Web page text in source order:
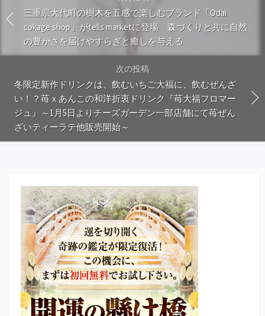
三重県大代町の樹木を五感で楽しむブランド「Odai
cokage shop」がtells marketに登場 森づくりと共に自然
の豊かさを届けやすらぎと癒しを与える
次の投稿
冬限定新作ドリンクは、飲むいちご大福に、飲むぜんざ
い！？苺ｘあんこの和洋折衷ドリンク『苺大福フロマー
ジュ』～1月5日よりチーズガーデン一部店舗にて苺ぜん
ざいティーラテ他販売開始～